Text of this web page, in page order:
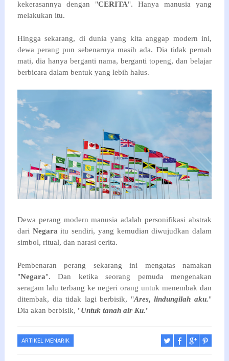
kekerasannya dengan "CERITA". Hanya manusia yang
melakukan itu.
Hingga sekarang, di dunia yang kita anggap modern ini,
dewa perang pun sebenarnya masih ada. Dia tidak pernah
mati, dia hanya berganti nama, berganti topeng, dan belajar
berbicara dalam bentuk yang lebih halus.
Dewa perang modern manusia adalah personifikasi abstrak
dari Negara itu sendiri, yang kemudian diwujudkan dalam
simbol, ritual, dan narasi cerita.
Pembenaran perang sekarang ini mengatas namakan
"Negara". Dan ketika seorang pemuda mengenakan
seragam lalu terbang ke negeri orang untuk menembak dan
ditembak, dia tidak lagi berbisik, "Ares, lindungilah aku."
Dia akan berbisik, "Untuk tanah air Ku."
ARTIKEL MENARIK